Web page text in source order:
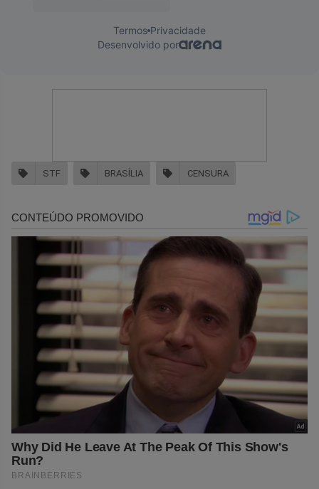
STF BRASÍLIA CENSURA